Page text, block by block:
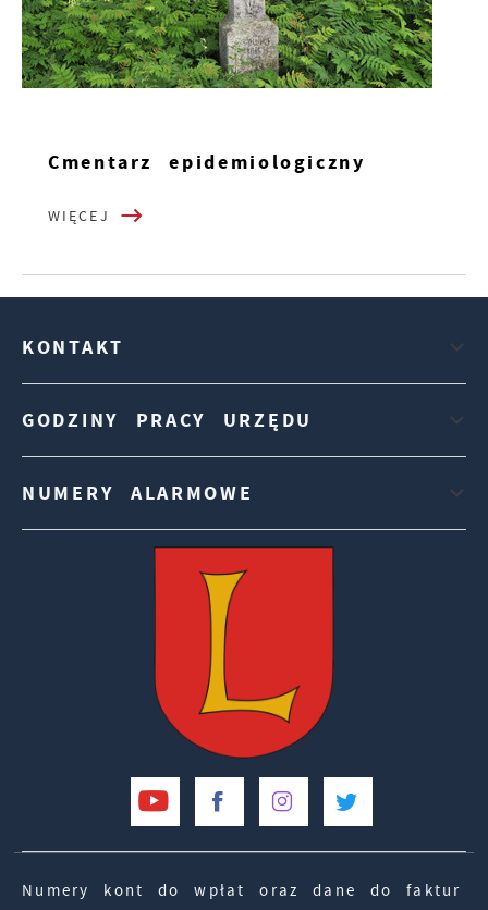
Cmentarz epidemiologiczny
WIĘCEJ
KONTAKT
GODZINY PRACY URZĘDU
NUMERY ALARMOWE
Numery kont do wpłat oraz dane do faktur